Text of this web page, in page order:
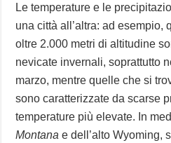
Le temperature e le
una città all’altra: ad esempio,
oltre 2.000 metri di altitudine
nevicate invernali, soprattutto
marzo, mentre quelle che si
sono caratterizzate da scarse
temperature più elevate. In
Montana e dell’alto Wyoming,